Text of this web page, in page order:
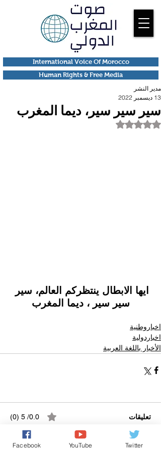
Human Rights & Free Media
International Voice Of Morocco
سير سير سير، ديما المغرب
مدير النشر
13 ديسمبر 2022
تم التقييم بـ ليس رقمًا من أصل 5 نجوم.
ايها الابطال ينتظركم العالم، سير
سير سير ، ديما المغرب
اخباروطنية
اخباردولية
الأخبار باللغة العربية
تعليقات 0.0/ 5 (0)
Facebook YouTube Twitter